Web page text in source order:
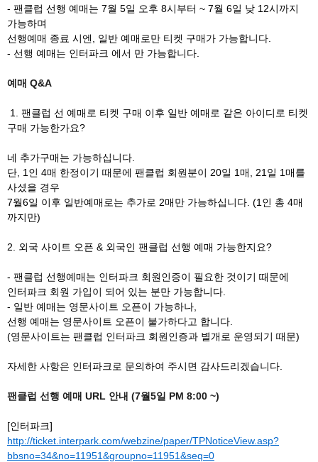
- 팬클럽 선행 예매는 7월 5일 오후 8시부터 ~ 7월 6일 낮 12시까지
가능하며
선행예매 종료 시엔, 일반 예매로만 티켓 구매가 가능합니다.
- 선행 예매는 인터파크 에서 만 가능합니다.
예매 Q&A
1. 팬클럽 선 예매로 티켓 구매 이후 일반 예매로 같은 아이디로 티켓
구매 가능한가요?
네 추가구매는 가능하십니다.
단, 1인 4매 한정이기 때문에 팬클럽 회원분이 20일 1매, 21일 1매를
사셨을 경우
7월6일 이후 일반예매로는 추가로 2매만 가능하십니다. (1인 총 4매
까지만)
2. 외국 사이트 오픈 & 외국인 팬클럽 선행 예매 가능한지요?
- 팬클럽 선행예매는 인터파크 회원인증이 필요한 것이기 때문에
인터파크 회원 가입이 되어 있는 분만 가능합니다.
- 일반 예매는 영문사이트 오픈이 가능하나,
선행 예매는 영문사이트 오픈이 불가하다고 합니다.
(영문사이트는 팬클럽 인터파크 회원인증과 별개로 운영되기 때문)
자세한 사항은 인터파크로 문의하여 주시면 감사드리겠습니다.
팬클럽 선행 예매 URL 안내 (7월5일 PM 8:00 ~)
[인터파크]
http://ticket.interpark.com/webzine/paper/TPNoticeView.asp?
bbsno=34&no=11951&groupno=11951&seq=0